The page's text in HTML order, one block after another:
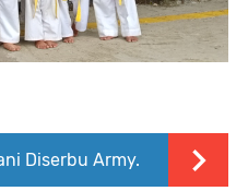
Diserbu Army.